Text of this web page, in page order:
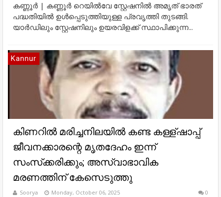
കണ്ണൂർ | കണ്ണൂർ റെയിൽവേ സ്റ്റേഷനിൽ അമൃത് ഭാരത്
പദ്ധതിയിൽ ഉൾപ്പെടുത്തിയുള്ള പ്രവൃത്തി തുടങ്ങി.
യാർഡിലും സ്റ്റേഷനിലും ഉയരവിളക്ക് സ്ഥാപിക്കുന്ന...
Kannur
കിണറില്‍ മരിച്ചനിലയില്‍ കണ്ട കള്ള്ഷാപ്പ്
ജീവനക്കാരന്റെ മൃതദേഹം ഇന്ന്
സംസ്‌ക്കരിക്കും; അസ്വാഭാവിക
മരണത്തിന് കേസെടുത്തു
Soorya Monday, October 06, 2025 0